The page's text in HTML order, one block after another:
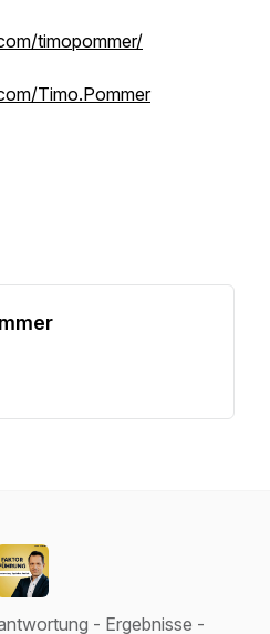
timopommer/
Timo.Pommer
- Ergebnisse -